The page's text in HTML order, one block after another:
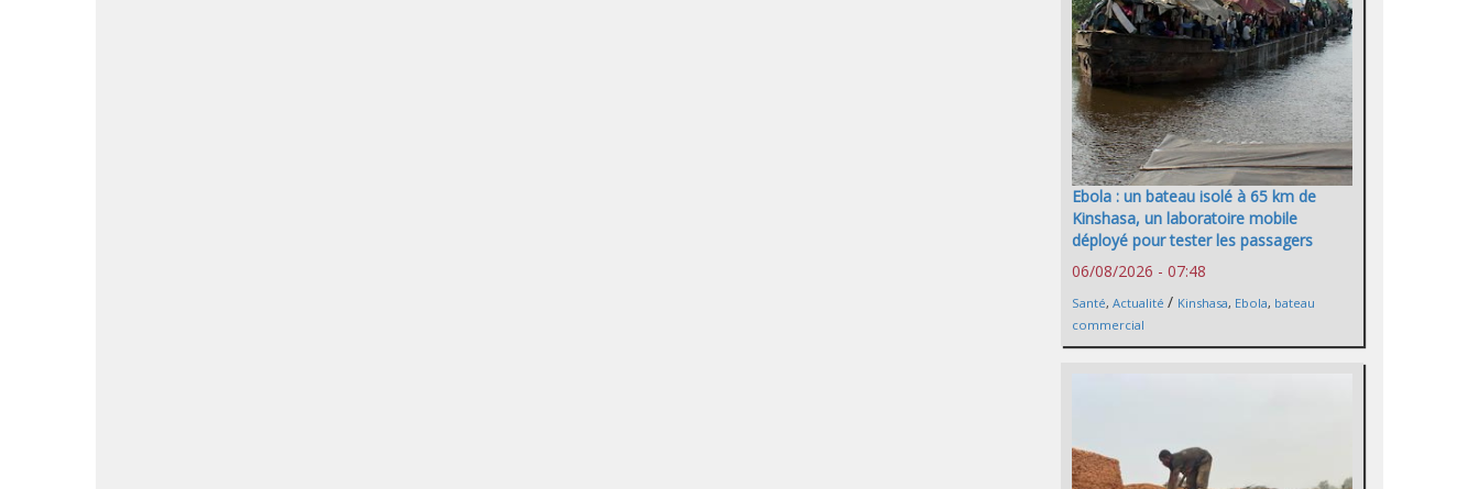
Ebola : un bateau isolé à 65 km de
Kinshasa, un laboratoire mobile
déployé pour tester les passagers
06/08/2026 - 07:48
Santé, Actualité / Kinshasa, Ebola, bateau
commercial